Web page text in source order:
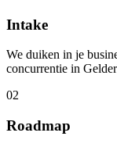
Intake
We duiken in je
concurrentie in
02
Roadmap